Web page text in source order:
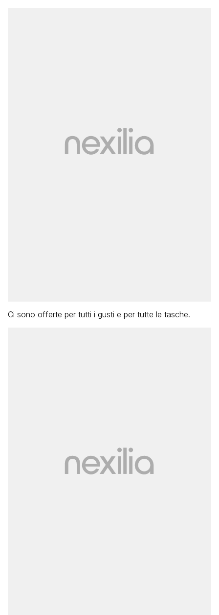
Ci sono offerte per tutti i gusti e per tutte le tasche.